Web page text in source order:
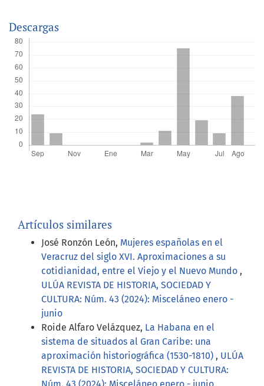
Descargas
Artículos similares
José Ronzón León, Mujeres españolas en el
Veracruz del siglo XVI. Aproximaciones a su
cotidianidad, entre el Viejo y el Nuevo Mundo ,
ULÚA REVISTA DE HISTORIA, SOCIEDAD Y
CULTURA: Núm. 43 (2024): Misceláneo enero -
junio
Roide Alfaro Velázquez, La Habana en el
sistema de situados al Gran Caribe: una
aproximación historiográfica (1530-1810) , ULÚA
REVISTA DE HISTORIA, SOCIEDAD Y CULTURA:
Núm. 43 (2024): Misceláneo enero - junio